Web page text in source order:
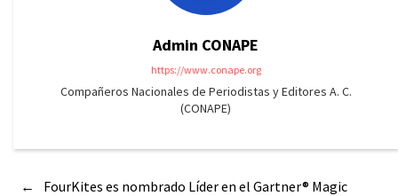
Admin CONAPE
https://www.conape.org
Compañeros Nacionales de Periodistas y Editores A. C.
(CONAPE)
←
FourKites es nombrado Líder en el Gartner® Magic